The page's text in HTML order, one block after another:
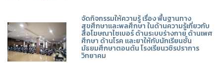
จัดกิจกรรมให้ความรู้ เรื่อง พื้นฐานทาง
สุขศึกษาและพลศึกษา ในด้านความรู้เกี่ยวกับ
สื่อโฆษณาไซเบอร์ ด้านระบบร่างกาย ด้านเพศ
ศึกษา ด้านโรค และยาให้กับนักเรียนชั้น
มัธยมศึกษาตอนต้น โรงเรียนวชิรปราการ
วิทยาคม